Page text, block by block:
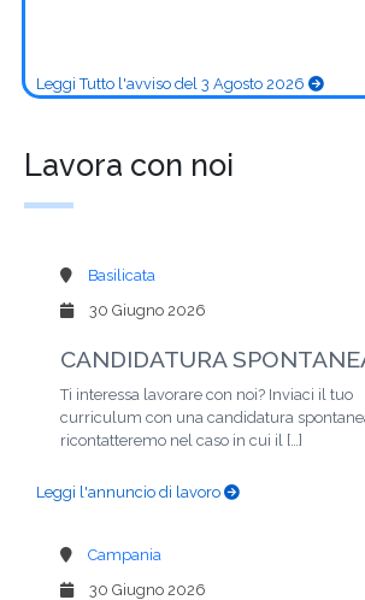
Leggi Tutto l'avviso del 3 Agosto 2026
Lavora con noi
Basilicata
30 Giugno 2026
CANDIDATURA
Ti interessa lavorare con noi? Inviaci il tuo
curriculum con una candidatura
ricontatteremo nel caso in cui il […]
Leggi l'annuncio di lavoro
Campania
30 Giugno 2026